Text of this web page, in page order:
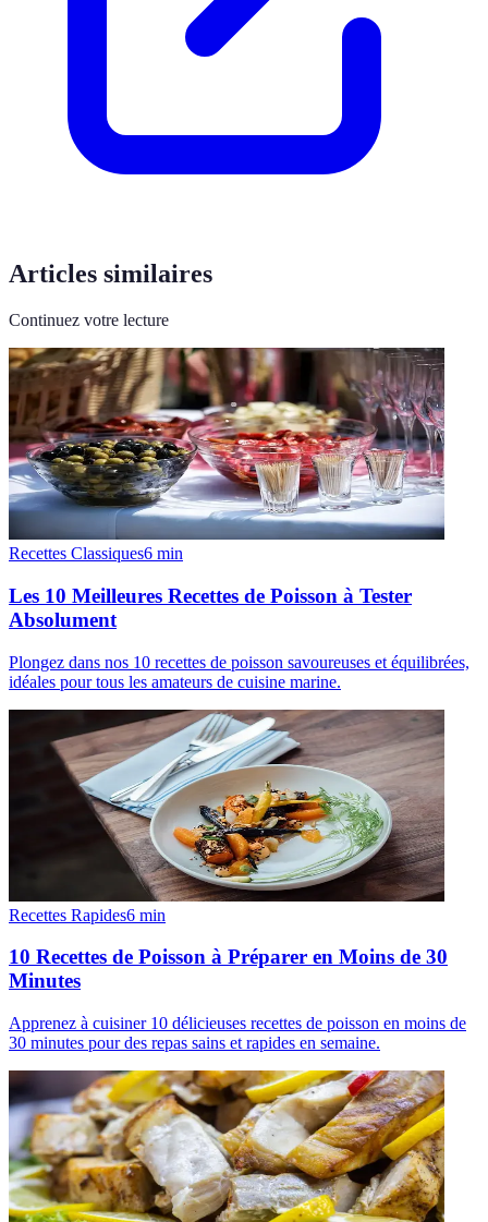
Articles similaires
Continuez votre lecture
Recettes Classiques6 min
Les 10 Meilleures Recettes de Poisson à Tester
Absolument
Plongez dans nos 10 recettes de poisson savoureuses et équilibrées,
idéales pour tous les amateurs de cuisine marine.
Recettes Rapides6 min
10 Recettes de Poisson à Préparer en Moins de 30
Minutes
Apprenez à cuisiner 10 délicieuses recettes de poisson en moins de
30 minutes pour des repas sains et rapides en semaine.